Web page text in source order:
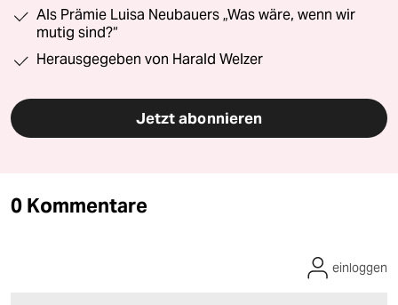
Als Prämie Luisa Neubauers „Was wäre, wenn wir
mutig sind?“
Herausgegeben von Harald Welzer
Jetzt abonnieren
0 Kommentare
einloggen